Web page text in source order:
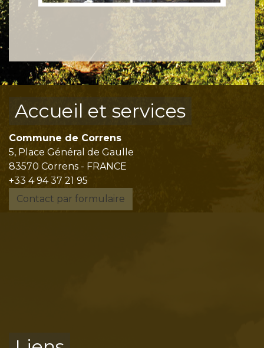
Accueil et services
Commune de Correns
5, Place Général de Gaulle
83570 Correns - FRANCE
+33 4 94 37 21 95
Contact par formulaire